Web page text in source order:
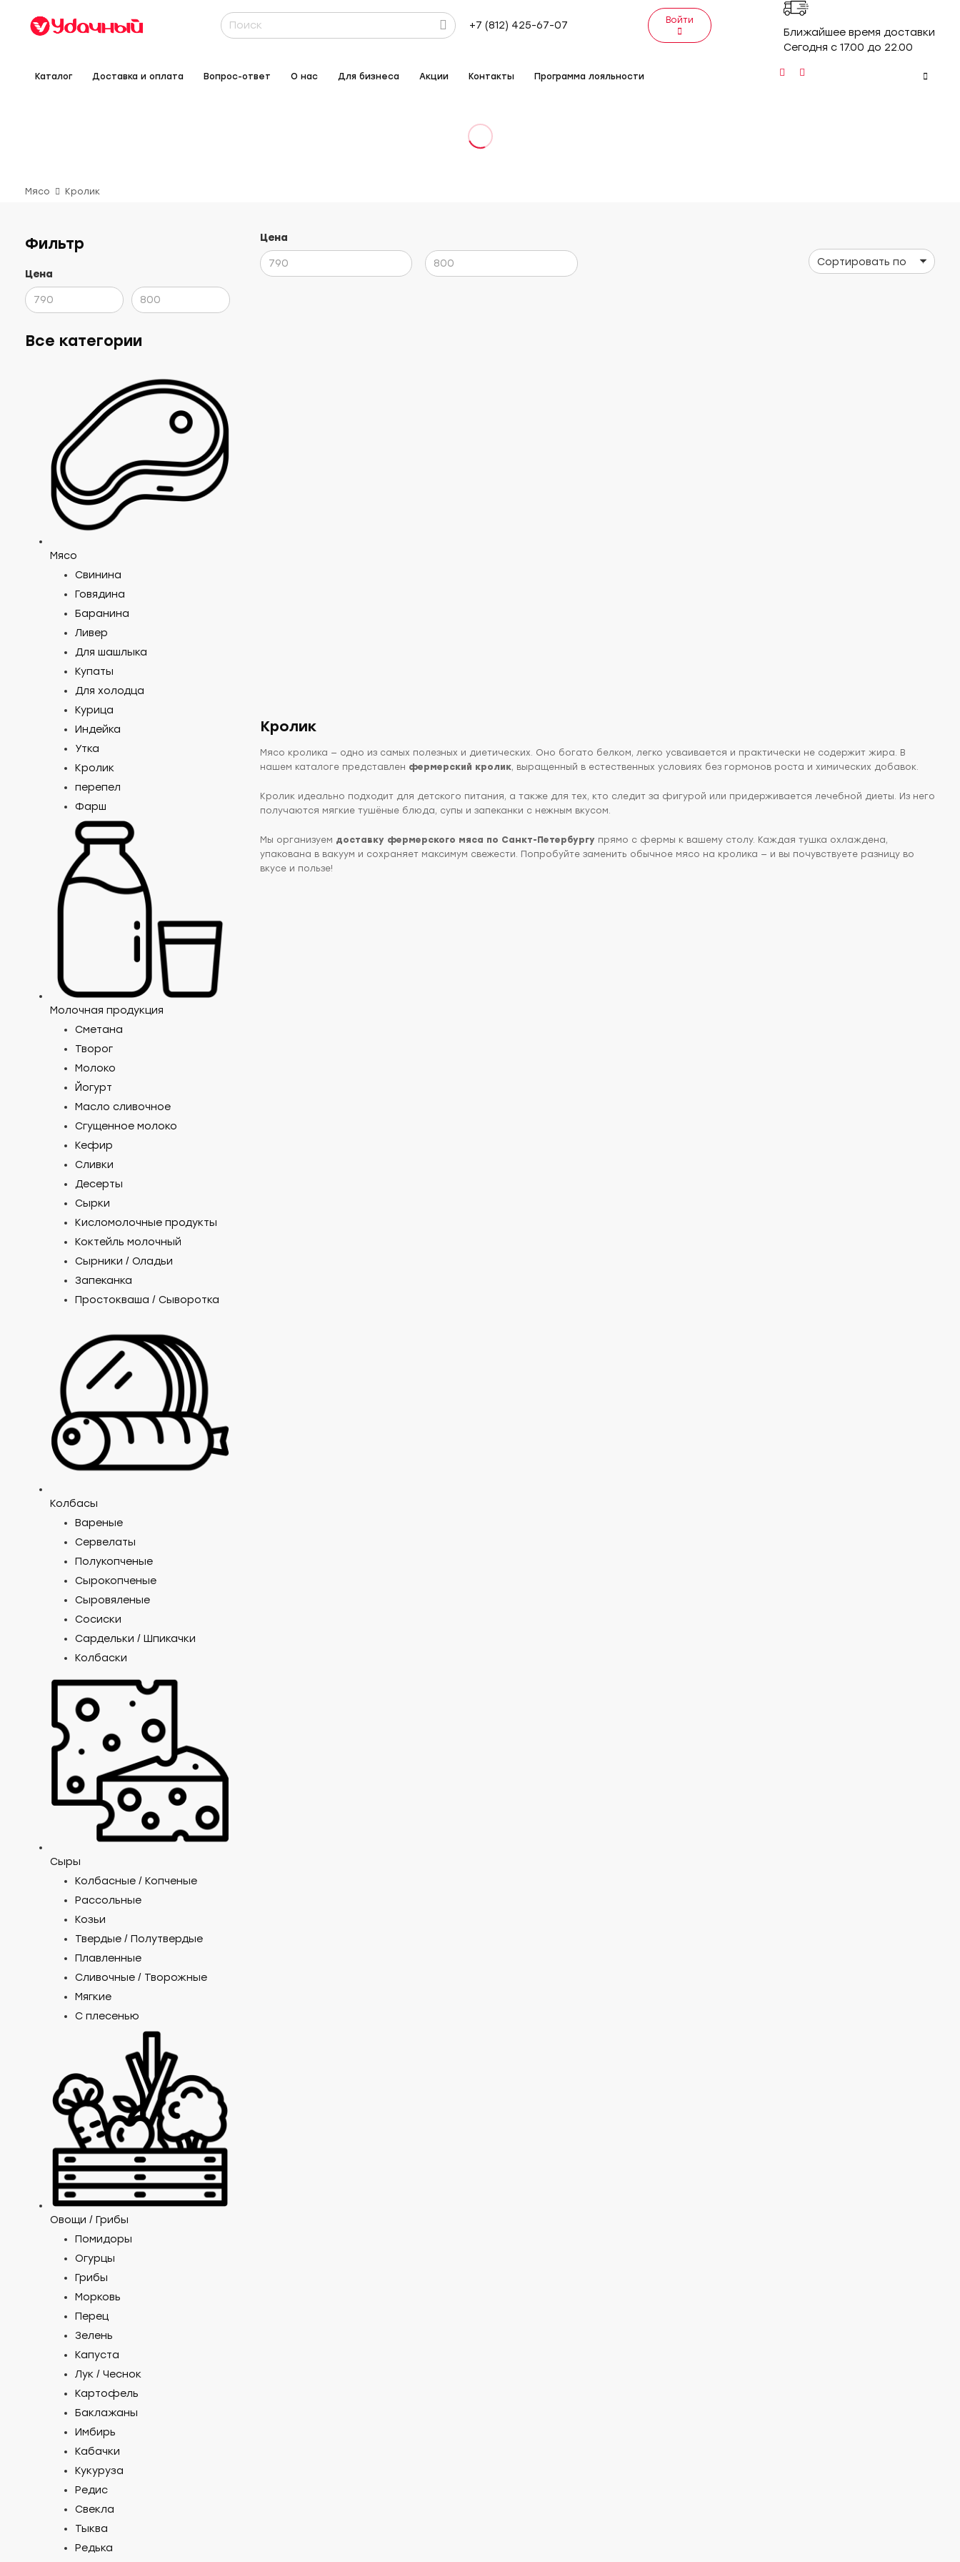
+7 (812) 425-67-07 Войти
Ближайшее время доставки
Сегодня с 17.00 до 22.00
Каталог Доставка и оплата Вопрос-ответ О нас Для бизнеса Акции Контакты Программа лояльности
Мясо Кролик
Фильтр
Цена
Все категории
Мясо
Свинина
Говядина
Баранина
Ливер
Для шашлыка
Купаты
Для холодца
Курица
Индейка
Утка
Кролик
перепел
Фарш
Молочная продукция
Сметана
Творог
Молоко
Йогурт
Масло сливочное
Сгущенное молоко
Кефир
Сливки
Десерты
Сырки
Кисломолочные продукты
Коктейль молочный
Сырники / Оладьи
Запеканка
Простокваша / Сыворотка
Колбасы
Вареные
Сервелаты
Полукопченые
Сырокопченые
Сыровяленые
Сосиски
Сардельки / Шпикачки
Колбаски
Сыры
Колбасные / Копченые
Рассольные
Козьи
Твердые / Полутвердые
Плавленные
Сливочные / Творожные
Мягкие
С плесенью
Овощи / Грибы
Помидоры
Огурцы
Грибы
Морковь
Перец
Зелень
Капуста
Лук / Чеснок
Картофель
Баклажаны
Имбирь
Кабачки
Кукуруза
Редис
Свекла
Тыква
Редька
Цена
Кролик
Мясо кролика — одно из самых полезных и диетических. Оно богато белком, легко усваивается и практически не содержит жира. В
нашем каталоге представлен фермерский кролик, выращенный в естественных условиях без гормонов роста и химических добавок.
Кролик идеально подходит для детского питания, а также для тех, кто следит за фигурой или придерживается лечебной диеты. Из него
получаются мягкие тушёные блюда, супы и запеканки с нежным вкусом.
Мы организуем доставку фермерского мяса по Санкт-Петербургу прямо с фермы к вашему столу. Каждая тушка охлаждена,
упакована в вакуум и сохраняет максимум свежести. Попробуйте заменить обычное мясо на кролика — и вы почувствуете разницу во
вкусе и пользе!